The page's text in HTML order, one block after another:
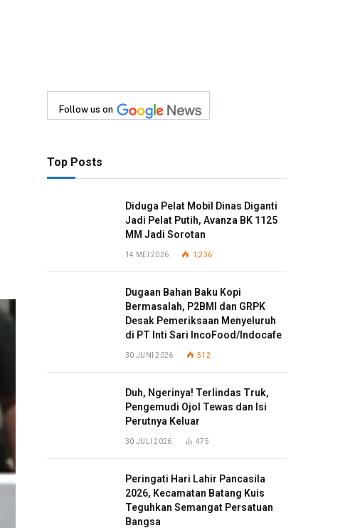
Follow us on
Top Posts
Diduga Pelat Mobil Dinas Diganti
Jadi Pelat Putih, Avanza BK 1125
MM Jadi Sorotan
14 MEI 2026 1,236
Dugaan Bahan Baku Kopi
Bermasalah, P2BMI dan GRPK
Desak Pemeriksaan Menyeluruh
di PT Inti Sari IncoFood/Indocafe
30 JUNI 2026 512
Duh, Ngerinya! Terlindas Truk,
Pengemudi Ojol Tewas dan Isi
Perutnya Keluar
30 JULI 2026 475
Peringati Hari Lahir Pancasila
2026, Kecamatan Batang Kuis
Teguhkan Semangat Persatuan
Bangsa